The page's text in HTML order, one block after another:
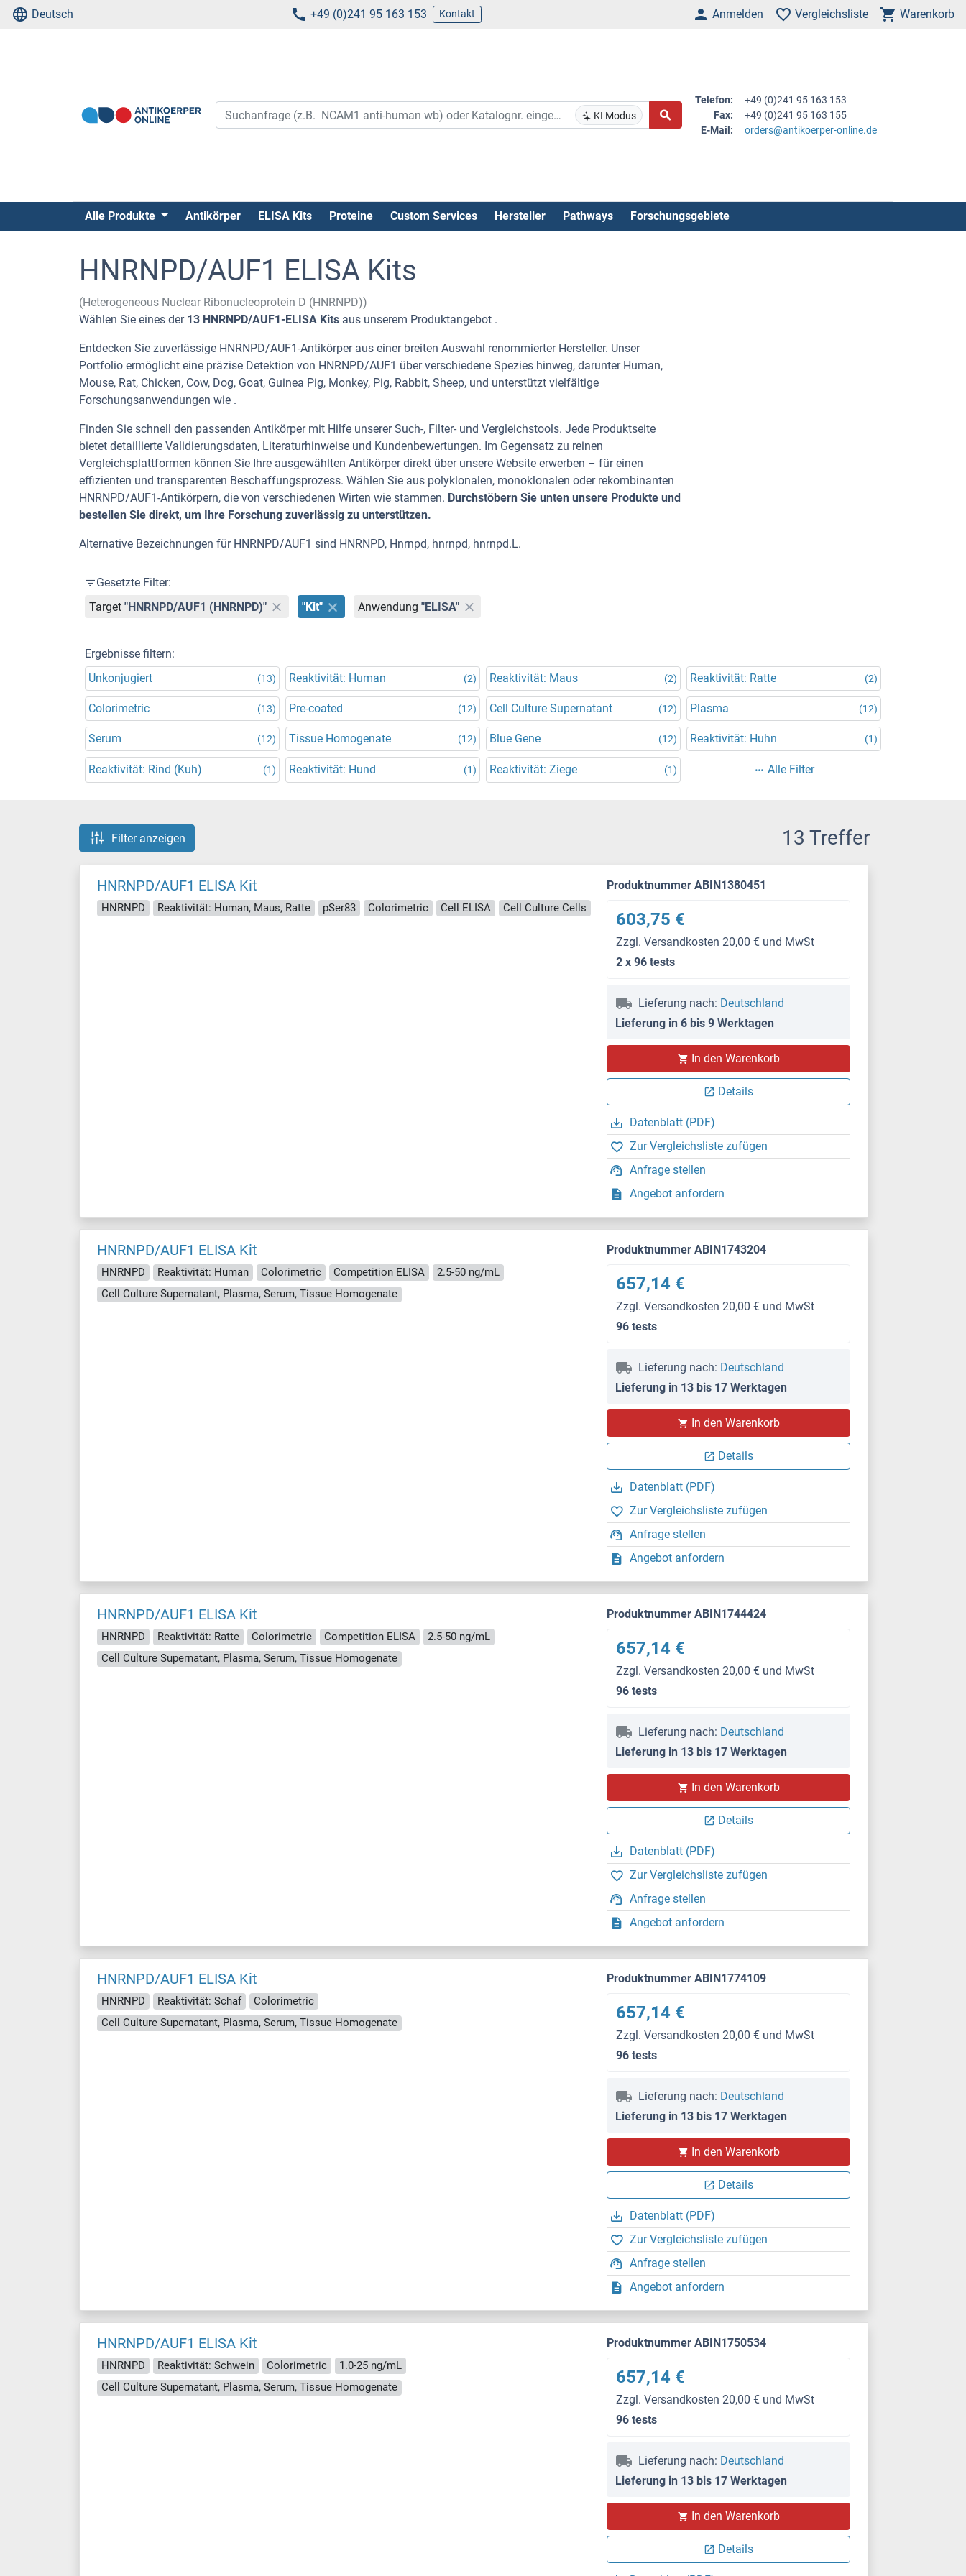
Deutsch +49 (0)241 95 163 153 Kontakt Anmelden Vergleichsliste Warenkorb
KI Modus
Telefon:
+49 (0)241 95 163 153
Fax:
+49 (0)241 95 163 155
E-Mail:
orders@antikoerper-online.de
Alle Produkte Antikörper ELISA Kits Proteine Custom Services Hersteller Pathways Forschungsgebiete
HNRNPD/AUF1 ELISA Kits
(Heterogeneous Nuclear Ribonucleoprotein D (HNRNPD))
Wählen Sie eines der 13 HNRNPD/AUF1-ELISA Kits aus unserem Produktangebot .
Entdecken Sie zuverlässige HNRNPD/AUF1-Antikörper aus einer breiten Auswahl renommierter Hersteller. Unser
Portfolio ermöglicht eine präzise Detektion von HNRNPD/AUF1 über verschiedene Spezies hinweg, darunter Human,
Mouse, Rat, Chicken, Cow, Dog, Goat, Guinea Pig, Monkey, Pig, Rabbit, Sheep, und unterstützt vielfältige
Forschungsanwendungen wie .
Finden Sie schnell den passenden Antikörper mit Hilfe unserer Such-, Filter- und Vergleichstools. Jede Produktseite
bietet detaillierte Validierungsdaten, Literaturhinweise und Kundenbewertungen. Im Gegensatz zu reinen
Vergleichsplattformen können Sie Ihre ausgewählten Antikörper direkt über unsere Website erwerben – für einen
effizienten und transparenten Beschaffungsprozess. Wählen Sie aus polyklonalen, monoklonalen oder rekombinanten
HNRNPD/AUF1-Antikörpern, die von verschiedenen Wirten wie stammen. Durchstöbern Sie unten unsere Produkte und
bestellen Sie direkt, um Ihre Forschung zuverlässig zu unterstützen.
Alternative Bezeichnungen für HNRNPD/AUF1 sind HNRNPD, Hnrnpd, hnrnpd, hnrnpd.L.
Gesetzte Filter:
Target "HNRNPD/AUF1 (HNRNPD)" "Kit" Anwendung "ELISA"
Ergebnisse filtern:
Unkonjugiert
(13) Reaktivität: Human (2) Reaktivität: Maus (2) Reaktivität: Ratte (2)
Colorimetric (13) Pre-coated (12) Cell Culture Supernatant (12) Plasma (12)
Serum (12) Tissue Homogenate (12) Blue Gene (12) Reaktivität: Huhn (1)
Reaktivität: Rind (Kuh) (1) Reaktivität: Hund (1) Reaktivität: Ziege (1) Alle Filter
Filter anzeigen 13 Treffer
HNRNPD/AUF1 ELISA Kit
HNRNPD Reaktivität: Human, Maus, Ratte pSer83 Colorimetric Cell ELISA Cell Culture Cells
Produktnummer ABIN1380451
603,75 €
Zzgl. Versandkosten 20,00 € und MwSt
2 x 96 tests
Lieferung nach: Deutschland
Lieferung in 6 bis 9 Werktagen
In den Warenkorb
Details
Datenblatt (PDF)
Zur Vergleichsliste zufügen
Anfrage stellen
Angebot anfordern
HNRNPD/AUF1 ELISA Kit
HNRNPD Reaktivität: Human Colorimetric Competition ELISA
2.5-50 ng/mL
Cell Culture Supernatant, Plasma, Serum, Tissue Homogenate
Produktnummer ABIN1743204
657,14 €
Zzgl. Versandkosten 20,00 € und MwSt
96 tests
Lieferung nach: Deutschland
Lieferung in 13 bis 17 Werktagen
In den Warenkorb
Details
Datenblatt (PDF)
Zur Vergleichsliste zufügen
Anfrage stellen
Angebot anfordern
HNRNPD/AUF1 ELISA Kit
HNRNPD Reaktivität: Ratte Colorimetric Competition ELISA
2.5-50 ng/mL
Cell Culture Supernatant, Plasma, Serum, Tissue Homogenate
Produktnummer ABIN1744424
657,14 €
Zzgl. Versandkosten 20,00 € und MwSt
96 tests
Lieferung nach: Deutschland
Lieferung in 13 bis 17 Werktagen
In den Warenkorb
Details
Datenblatt (PDF)
Zur Vergleichsliste zufügen
Anfrage stellen
Angebot anfordern
HNRNPD/AUF1 ELISA Kit
HNRNPD Reaktivität: Schaf
Colorimetric
Cell Culture Supernatant, Plasma, Serum, Tissue Homogenate
Produktnummer ABIN1774109
657,14 €
Zzgl. Versandkosten 20,00 € und MwSt
96 tests
Lieferung nach: Deutschland
Lieferung in 13 bis 17 Werktagen
In den Warenkorb
Details
Datenblatt (PDF)
Zur Vergleichsliste zufügen
Anfrage stellen
Angebot anfordern
HNRNPD/AUF1 ELISA Kit
HNRNPD Reaktivität: Schwein Colorimetric
1.0-25 ng/mL
Cell Culture Supernatant, Plasma, Serum, Tissue Homogenate
Produktnummer ABIN1750534
657,14 €
Zzgl. Versandkosten 20,00 € und MwSt
96 tests
Lieferung nach: Deutschland
Lieferung in 13 bis 17 Werktagen
In den Warenkorb
Details